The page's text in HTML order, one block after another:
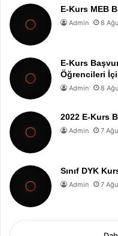
E-Kurs MEB
Admin 8
E-Kurs
Öğrencileri
Admin 8
2022 E-Kurs
Admin 7
Sınıf DYK
Admin 7